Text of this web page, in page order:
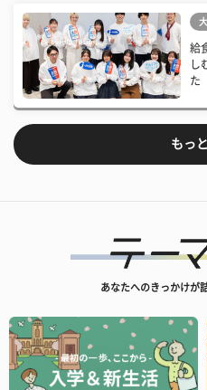
給
し
た
もっ
あなたへのきっかけが